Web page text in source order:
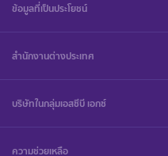
ข้อมูลที่เป็นประโยชน์
สำนักงานต่างประเทศ
บริษัทในกลุ่มเอสซีบี เอกซ์
ความช่วยเหลือ